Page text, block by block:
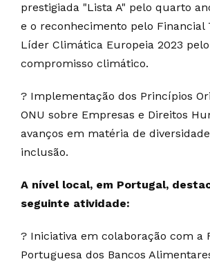
prestigiada "Lista A" pelo quarto
e o reconhecimento pelo Financial
Líder Climática Europeia 2023
compromisso climático.
? Implementação dos Princípios
ONU sobre Empresas e Direitos
avanços em matéria de
inclusão.
A nível local, em Portugal,
seguinte atividade:
? Iniciativa em colaboração com a
Portuguesa dos Bancos